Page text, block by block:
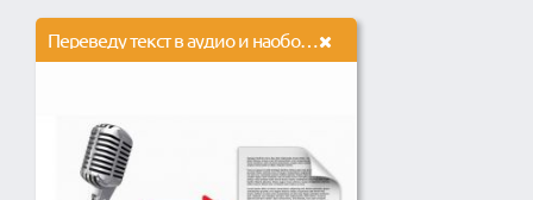
Переведу текст в аудио и наоборот